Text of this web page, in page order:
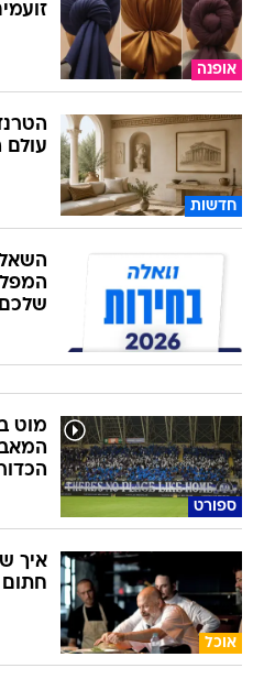
אופנה
חדשות
עולם
ספורט
מוט
אוכל
איך
חתום